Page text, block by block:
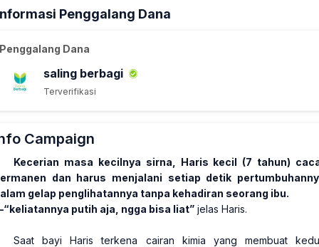
Penggalang Dana
Penggalang Dana
saling berbagi
Terverifikasi
Campaign
Kecerian masa kecilnya sirna, Haris kecil (7 tahun)
dan harus menjalani setiap detik
gelap penglihatannya tanpa kehadiran seorang ibu.
putih aja, ngga bisa liat” jelas Haris.
Saat bayi Haris terkena cairan kimia yang membuat